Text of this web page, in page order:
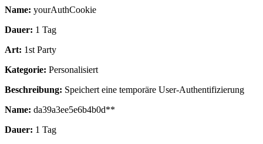
Name: yourAuthCookie
Dauer: 1 Tag
Art: 1st Party
Kategorie: Personalisiert
Beschreibung: Speichert eine temporäre User-Authentifizierung
Name: da39a3ee5e6b4b0d**
Dauer: 1 Tag